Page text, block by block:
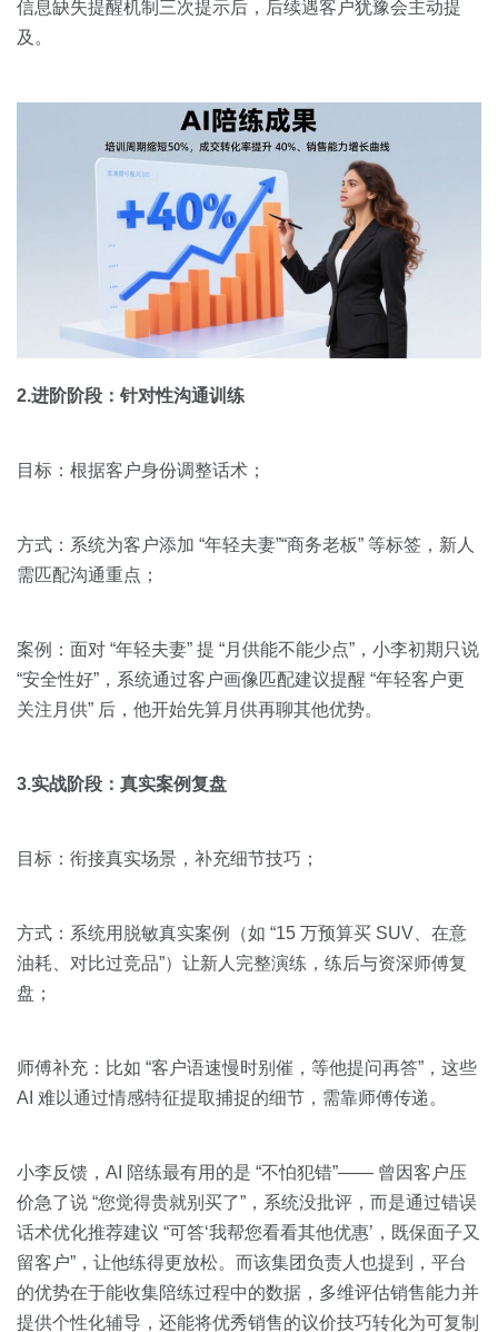
信息缺失提醒机制三次提示后，后续遇客户犹豫会主动提
及。
2.进阶阶段：针对性沟通训练
目标：根据客户身份调整话术；
方式：系统为客户添加 “年轻夫妻”“商务老板” 等标签，新人
需匹配沟通重点；
案例：面对 “年轻夫妻” 提 “月供能不能少点”，小李初期只说
“安全性好”，系统通过客户画像匹配建议提醒 “年轻客户更
关注月供” 后，他开始先算月供再聊其他优势。
3.实战阶段：真实案例复盘
目标：衔接真实场景，补充细节技巧；
方式：系统用脱敏真实案例（如 “15 万预算买 SUV、在意
油耗、对比过竞品”）让新人完整演练，练后与资深师傅复
盘；
师傅补充：比如 “客户语速慢时别催，等他提问再答”，这些
AI 难以通过情感特征提取捕捉的细节，需靠师傅传递。
小李反馈，AI 陪练最有用的是 “不怕犯错”—— 曾因客户压
价急了说 “您觉得贵就别买了”，系统没批评，而是通过错误
话术优化推荐建议 “可答‘我帮您看看其他优惠’，既保面子又
留客户”，让他练得更放松。而该集团负责人也提到，平台
的优势在于能收集陪练过程中的数据，多维评估销售能力并
提供个性化辅导，还能将优秀销售的议价技巧转化为可复制